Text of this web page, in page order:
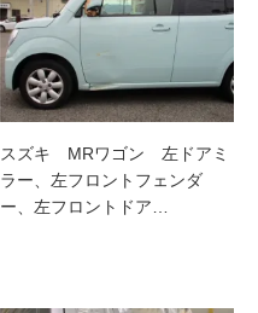
スズキ MRワゴン 左ドアミ
ラー、左フロントフェンダ
ー、左フロントドア…